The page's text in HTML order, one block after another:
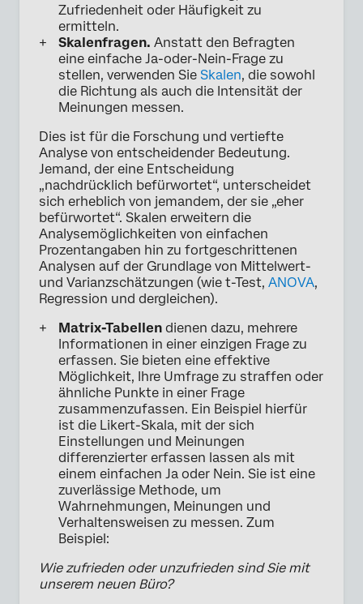
Zufriedenheit oder Häufigkeit zu
ermitteln.
Skalenfragen. Anstatt den Befragten
eine einfache Ja-oder-Nein-Frage zu
stellen, verwenden Sie Skalen, die sowohl
die Richtung als auch die Intensität der
Meinungen messen.
Dies ist für die Forschung und vertiefte
Analyse von entscheidender Bedeutung.
Jemand, der eine Entscheidung
„nachdrücklich befürwortet“, unterscheidet
sich erheblich von jemandem, der sie „eher
befürwortet“. Skalen erweitern die
Analysemöglichkeiten von einfachen
Prozentangaben hin zu fortgeschrittenen
Analysen auf der Grundlage von Mittelwert-
und Varianzschätzungen (wie t-Test, ANOVA,
Regression und dergleichen).
Matrix-Tabellen dienen dazu, mehrere
Informationen in einer einzigen Frage zu
erfassen. Sie bieten eine effektive
Möglichkeit, Ihre Umfrage zu straffen oder
ähnliche Punkte in einer Frage
zusammenzufassen. Ein Beispiel hierfür
ist die Likert-Skala, mit der sich
Einstellungen und Meinungen
differenzierter erfassen lassen als mit
einem einfachen Ja oder Nein. Sie ist eine
zuverlässige Methode, um
Wahrnehmungen, Meinungen und
Verhaltensweisen zu messen. Zum
Beispiel:
Wie zufrieden oder unzufrieden sind Sie mit
unserem neuen Büro?